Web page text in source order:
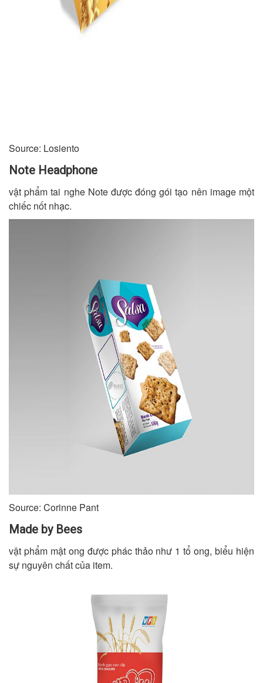
Source: Losiento
Note Headphone
vật phẩm tai nghe Note được đóng gói tạo nên image một
chiếc nốt nhạc.
Source: Corinne Pant
Made by Bees
vật phẩm mật ong được phác thảo như 1 tổ ong, biểu hiện
sự nguyên chất của item.